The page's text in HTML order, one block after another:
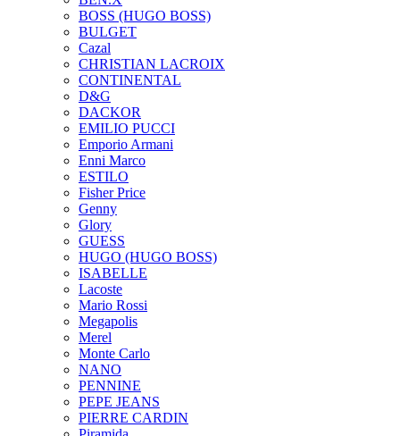
BOSS (HUGO BOSS)
BULGET
Cazal
CHRISTIAN LACROIX
CONTINENTAL
D&G
DACKOR
EMILIO PUCCI
Emporio Armani
Enni Marco
ESTILO
Fisher Price
Genny
Glory
GUESS
HUGO (HUGO BOSS)
ISABELLE
Lacoste
Mario Rossi
Megapolis
Merel
Monte Carlo
NANO
PENNINE
PEPE JEANS
PIERRE CARDIN